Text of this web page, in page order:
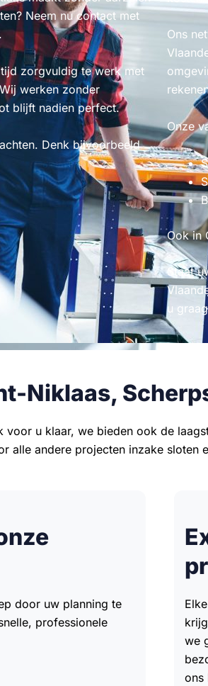
Neem nu contact met
zorgvuldig te werk met
werken zonder
blijft nadien perfect.
Denk bijvoorbeeld
Ons
Onze
Ook in
Staat
u
Niklaas,
voor u klaar, we bieden ook de
alle andere projecten inzake sloten
door uw planning te
professionele
we
ons